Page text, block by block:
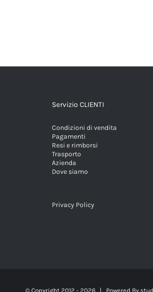
Servizio CLIENTI
Condizioni di vendita
Pagamenti
Resi e rimborsi
Trasporto
Azienda
Dove siamo
Privacy Policy
© Copyright 2012 - 2026 | Powered By